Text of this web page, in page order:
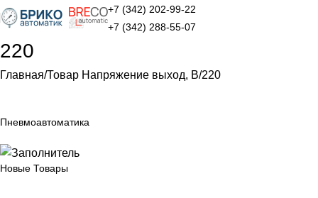
+7 (342) 202-99-22
+7 (342) 288-55-07
220
Главная Товар Напряжение выход, В 220
Пневмоавтоматика
Новые Товары